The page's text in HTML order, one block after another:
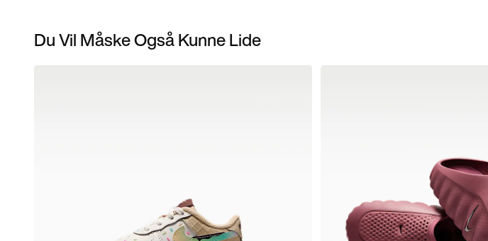
Du Vil Måske Også Kunne Lide